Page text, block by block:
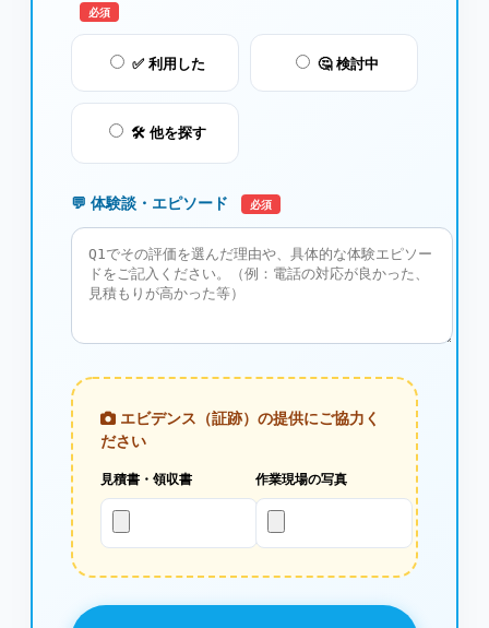
必須
✅ 利用した 🤔 検討中
🛠️ 他を探す
💬 体験談・エピソード 必須
エビデンス（証跡）の提供にご協力く
ださい
見積書・領収書 作業現場の写真